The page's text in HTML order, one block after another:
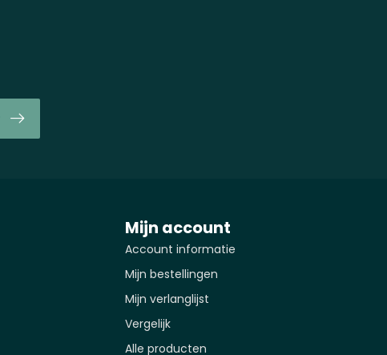
Mijn account
Account informatie
Mijn bestellingen
Mijn verlanglijst
Vergelijk
Alle producten